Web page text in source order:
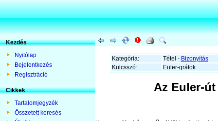
Kezdés
Nyitólap
Bejelentkezés
Regisztráció
Cikkek
Tartalomjegyzék
Összetett keresés
Kategória: Tétel - Bizonyítás
Kulcsszó:
Euler-gráfok
Az Euler-